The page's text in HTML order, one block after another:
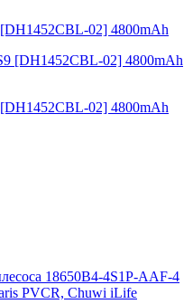
02] 4800mAh
02] 4800mAh
18650B4-4S1P-AAF-4
PVCR, Chuwi iLife